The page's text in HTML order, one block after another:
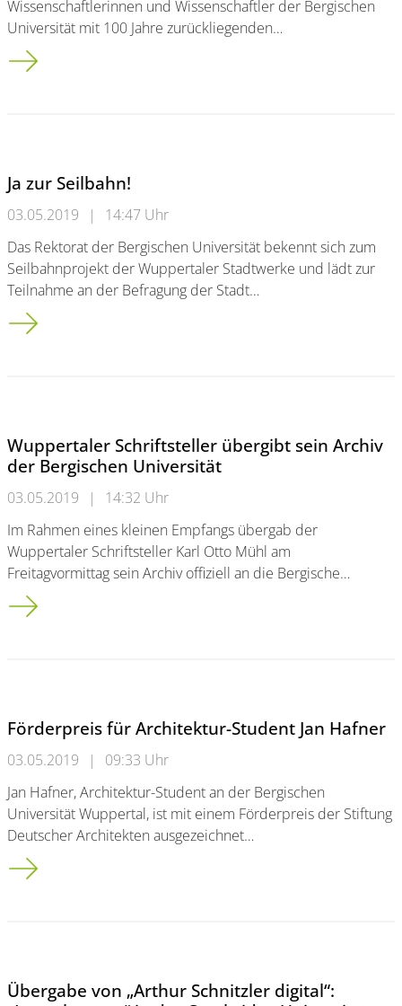
Wissenschaftlerinnen und Wissenschaftler der Bergischen
Universität mit 100 Jahre zurückliegenden…
Jahr100Wissen: Don`t cry for me Argentina<br /> Ein
Ja zur Seilbahn!
03.05.2019 |
14:47 Uhr
Das Rektorat der Bergischen Universität bekennt sich zum
Seilbahnprojekt der Wuppertaler Stadtwerke und lädt zur
Teilnahme an der Befragung der Stadt…
Ja zur Seilbahn!
Wuppertaler Schriftsteller übergibt sein Archiv
der Bergischen Universität
03.05.2019 |
14:32 Uhr
Im Rahmen eines kleinen Empfangs übergab der
Wuppertaler Schriftsteller Karl Otto Mühl am
Freitagvormittag sein Archiv offiziell an die Bergische…
Wuppertaler Schriftsteller übergibt sein Archiv der
Förderpreis für Architektur-Student Jan Hafner
03.05.2019 |
09:33 Uhr
Jan Hafner, Architektur-Student an der Bergischen
Universität Wuppertal, ist mit einem Förderpreis der Stiftung
Deutscher Architekten ausgezeichnet…
Förderpreis für Architektur-Student Jan Hafner
Übergabe von „Arthur Schnitzler digital“: